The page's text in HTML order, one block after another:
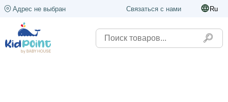
Адрес не выбран Связаться с нами Ru